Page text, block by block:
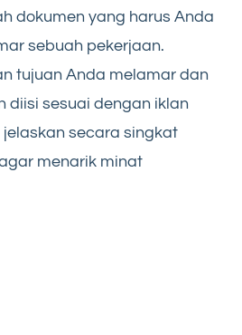
dokumen yang harus Anda
sebuah pekerjaan.
tujuan Anda melamar dan
diisi sesuai dengan iklan
jelaskan secara singkat
menarik minat